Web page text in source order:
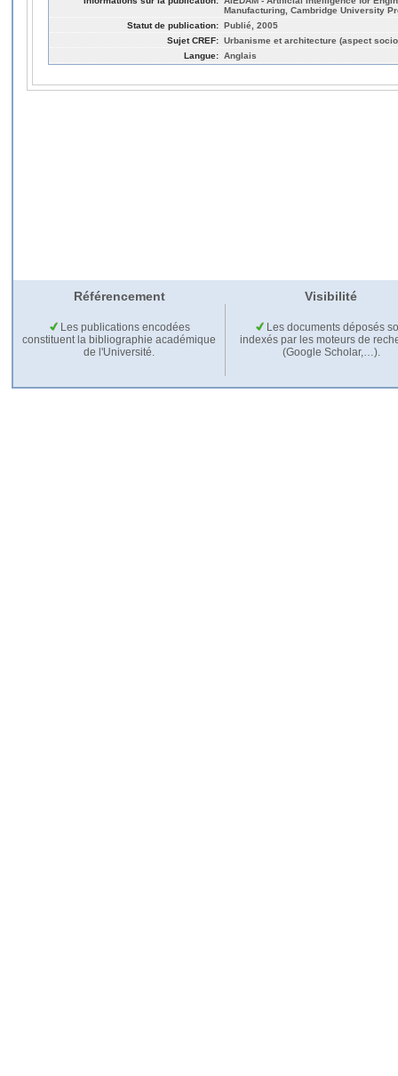
Manufacturing, Cambridge University
Statut de publication: Publié, 2005
Sujet CREF: Urbanisme et architecture (aspect
Langue: Anglais
Référencement Visibilité
Les publications encodées
constituent la bibliographie académique
de l'Université.
Les documents déposés
indexés par les moteurs de
(Google Scholar,…).